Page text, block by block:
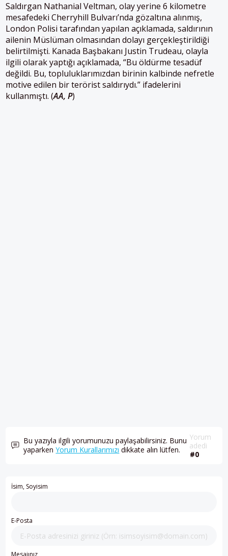
Saldırgan Nathanial Veltman, olay yerine 6 kilometre
mesafedeki Cherryhill Bulvarı’nda gözaltına alınmış,
London Polisi tarafından yapılan açıklamada, saldırının
ailenin Müslüman olmasından dolayı gerçekleştirildiği
belirtilmişti. Kanada Başbakanı Justin Trudeau, olayla
ilgili olarak yaptığı açıklamada, “Bu öldürme tesadüf
değildi. Bu, topluluklarımızdan birinin kalbinde nefretle
motive edilen bir terörist saldırıydı.” ifadelerini
kullanmıştı. (AA, P)
Bu yazıyla ilgili yorumunuzu paylaşabilirsiniz. Bunu
yaparkenYorum Kurallarımızı dikkate alın lütfen.
Yorum
adedi
#0
İsim, Soyisim
E-Posta